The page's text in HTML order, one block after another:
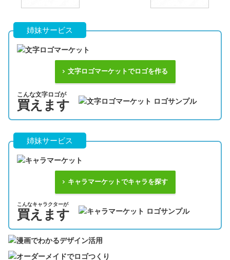
姉妹サービス
文字ロゴマーケットでロゴを作る
こんな文字ロゴが
買えます
姉妹サービス
キャラマーケットでキャラを探す
こんなキャラクターが
買えます